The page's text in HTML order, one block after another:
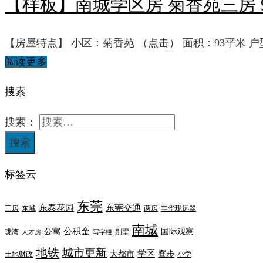
【样板】南城学区房 菊香苑三房
【房屋特点】 小区：菊香苑 （点击） 面积：93平米
阅读更多
搜索
搜索：
标签云
三房 东城 东泰花园 东莞 东莞交通 两房 丰华珑远翠
珑湾 人才房 公寓 公积金 写字楼 别墅 南城 国际观察
土地财政 地铁 城市更新 大都市 学区 寮步 小学